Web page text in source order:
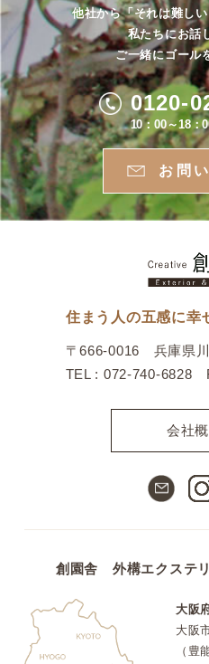
他社から「それは難し
私たちにお話
ご一緒にゴール
0120-
10：00～18：
お問
住まう人の五感に幸
〒666-0016 兵庫県
TEL : 072-740-6828
会社
創園舎 外構エクステ
大阪
大阪
（豊